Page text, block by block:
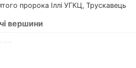
пророка Іллі УГКЦ, Трускавець
вершини